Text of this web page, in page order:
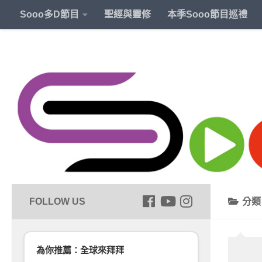
Sooo多D節目 聖經與靈修 本季Sooo節目巡禮
分
為你推薦：全球來拜拜